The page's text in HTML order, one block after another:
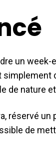
un week-
de nature
réservé
de